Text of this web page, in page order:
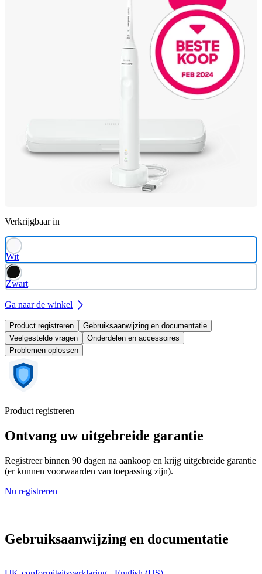
Verkrijgbaar in
Wit
Zwart
Ga naar de winkel
Product registreren
Gebruiksaanwijzing en documentatie
Veelgestelde vragen
Onderdelen en accessoires
Problemen oplossen
Product registreren
Ontvang uw uitgebreide garantie
Registreer binnen 90 dagen na aankoop en krijg uitgebreide garantie
(er kunnen voorwaarden van toepassing zijn).
Nu registreren
Gebruiksaanwijzing en documentatie